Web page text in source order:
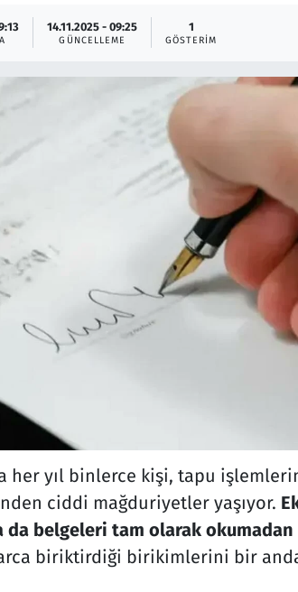
14.11.2025 - 09:25
GÜNCELLEME
1
GÖSTERIM
her yıl binlerce kişi, tapu
ciddi mağduriyetler yaşıyor.
da belgeleri tam olarak
biriktirdiği birikimlerini bir